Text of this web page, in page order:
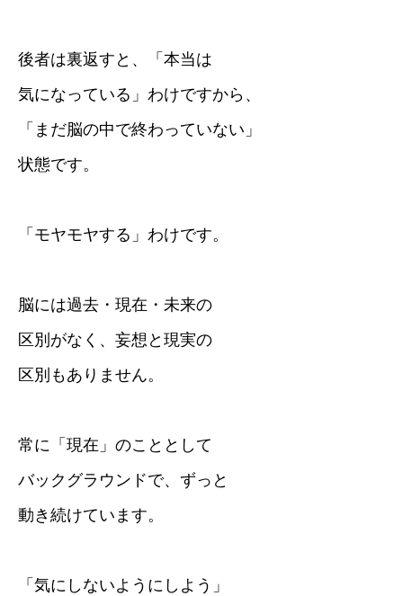
後者は裏返すと、「本当は
気になっている」わけですから、
「まだ脳の中で終わっていない」
状態です。
「モヤモヤする」わけです。
脳には過去・現在・未来の
区別がなく、妄想と現実の
区別もありません。
常に「現在」のこととして
バックグラウンドで、ずっと
動き続けています。
「気にしないようにしよう」